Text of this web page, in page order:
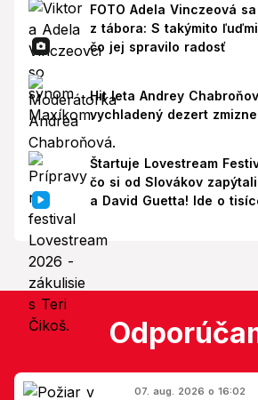
FOTO Adela Vinczeová
z tábora: S takýmito
čo jej spravilo radosť
Hit leta Andrey
vychladený dezert zmizne
Štartuje Lovestream
čo si od Slovákov
a David Guetta! Ide o
07. aug. 2026 o 16:02